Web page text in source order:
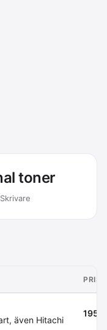
toner
PRIS
även Hitachi
195